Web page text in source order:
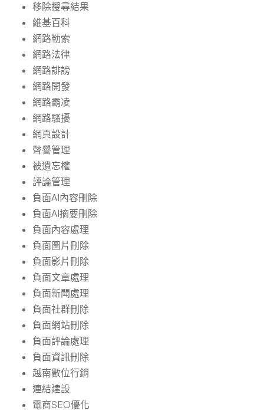
移除搜尋結果
維基百科
網路勒索
網路法律
網路誹謗
網路開發
網路霸凌
網路騷擾
網頁設計
聲譽管理
被遺忘權
評論管理
負面AI內容刪除
負面AI摘要刪除
負面內容處理
負面圖片刪除
負面影片刪除
負面文章處理
負面新聞處理
負面社群刪除
負面網站刪除
負面評論處理
負面資訊刪除
越南數位行銷
連結建設
電商SEO優化